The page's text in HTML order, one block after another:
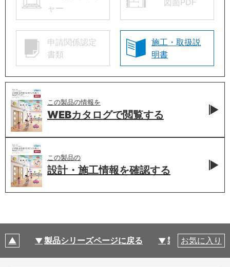
ャー
図面PDF
申請関係認定
書類
施工・取扱説
明書
この製品の情報を
WEBカタログで閲覧する
この製品の
設計・施工情報を確認する
製品シリーズページに戻る 製品仕様
お気に入り